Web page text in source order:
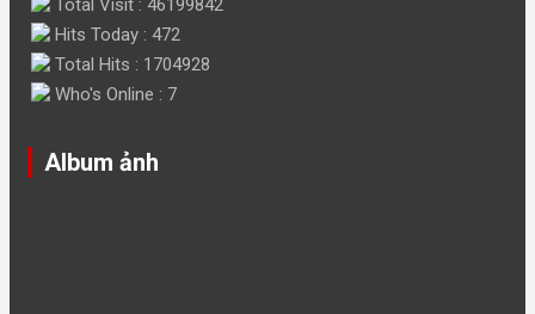
Total Visit : 46199842
Hits Today : 472
Total Hits : 1704928
Who's Online : 7
Album ảnh